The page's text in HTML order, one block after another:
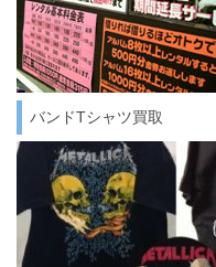
バンドTシャツ買取